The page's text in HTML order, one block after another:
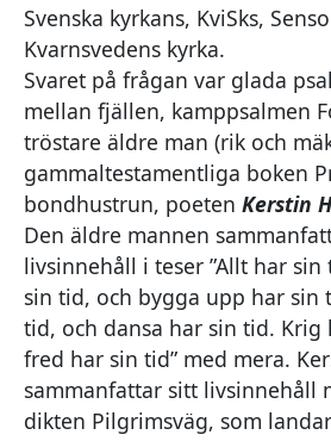
Svenska kyrkans, KviSks,
Kvarnsvedens kyrka.
Svaret på frågan var glada
mellan fjällen, kamppsalmen
tröstare äldre man (rik och
gammaltestamentliga boken
bondhustrun, poeten Kerstin
Den äldre mannen
livsinnehåll i teser ”Allt har sin
sin tid, och bygga upp har sin
tid, och dansa har sin tid. Krig
fred har sin tid” med mera.
sammanfattar sitt livsinnehåll
dikten Pilgrimsväg, som